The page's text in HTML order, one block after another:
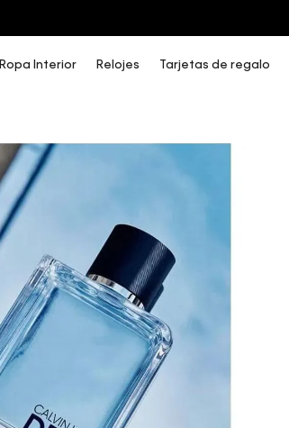
Ropa Interior Relojes Tarjetas de regalo